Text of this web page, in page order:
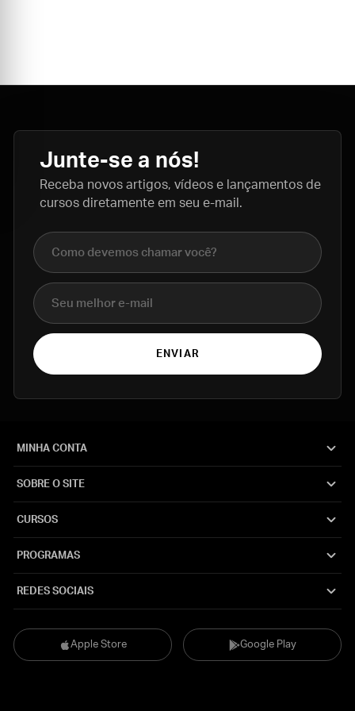
Junte-se a nós!
Receba novos artigos, vídeos e lançamentos de
cursos diretamente em seu e-mail.
Nome completo
E-mail
ENVIAR
Apple Store Google Play
MINHA CONTA
SOBRE O SITE
CURSOS
PROGRAMAS
REDES SOCIAIS